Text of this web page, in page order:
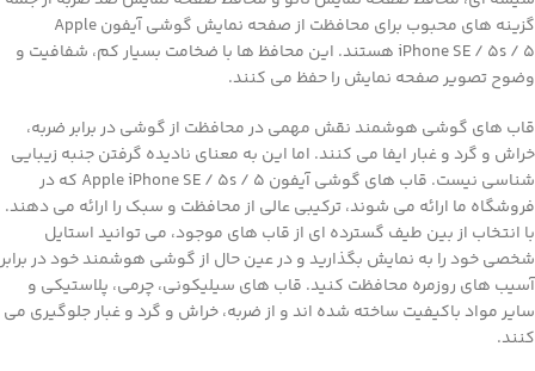
گزینه های محبوب برای محافظت از صفحه نمایش گوشی آیفون Apple
iPhone SE / 5s / 5 هستند. این محافظ ها با ضخامت بسیار کم، شفافیت و
وضوح تصویر صفحه نمایش را حفظ می کنند.
قاب های گوشی هوشمند نقش مهمی در محافظت از گوشی در برابر ضربه،
خراش و گرد و غبار ایفا می کنند. اما این به معنای نادیده گرفتن جنبه زیبایی
شناسی نیست. قاب های گوشی آیفون Apple iPhone SE / 5s / 5 که در
فروشگاه ما ارائه می شوند، ترکیبی عالی از محافظت و سبک را ارائه می دهند.
با انتخاب از بین طیف گسترده ای از قاب های موجود، می توانید استایل
شخصی خود را به نمایش بگذارید و در عین حال از گوشی هوشمند خود در برابر
آسیب های روزمره محافظت کنید. قاب های سیلیکونی، چرمی، پلاستیکی و
سایر مواد باکیفیت ساخته شده اند و از ضربه، خراش و گرد و غبار جلوگیری می
کنند.